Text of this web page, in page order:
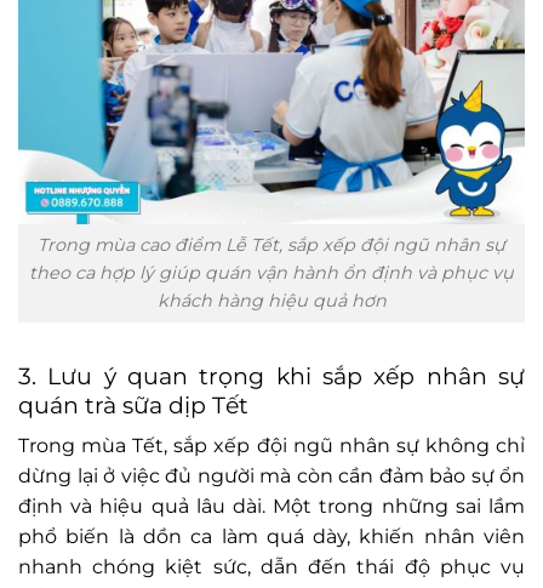
Trong mùa cao điểm Lễ Tết, sắp xếp đội ngũ nhân sự
theo ca hợp lý giúp quán vận hành ổn định và phục vụ
khách hàng hiệu quả hơn
3. Lưu ý quan trọng khi sắp xếp nhân sự
quán trà sữa dịp Tết
Trong mùa Tết, sắp xếp đội ngũ nhân sự không chỉ
dừng lại ở việc đủ người mà còn cần đảm bảo sự ổn
định và hiệu quả lâu dài. Một trong những sai lầm
phổ biến là dồn ca làm quá dày, khiến nhân viên
nhanh chóng kiệt sức, dẫn đến thái độ phục vụ